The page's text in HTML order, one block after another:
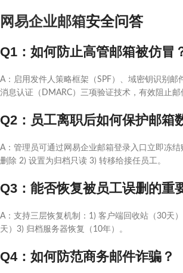
网易企业邮箱安全问答
Q1：如何防止高管邮箱被仿冒
A：启用发件人策略框架（SPF）、域密钥识别邮
消息认证（DMARC）三项验证技术，有效阻止邮
Q2：员工离职后如何保护邮箱
A：管理员可通过网易企业邮箱登录入口立即冻
删除 2) 设置为归档只读 3) 转移给接任员工。
Q3：能否恢复被员工误删的重
A：支持三层恢复机制：1) 客户端回收站（30天
天）3) 归档服务器恢复（10年）。
Q4：如何防范商务邮件诈骗？